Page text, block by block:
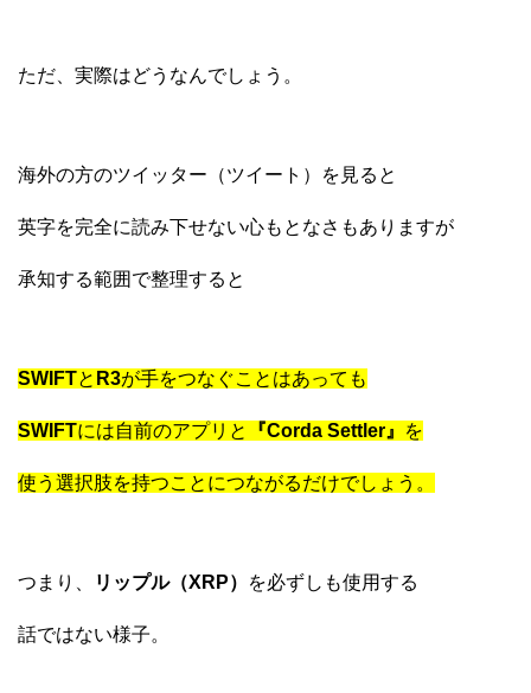
ただ、実際はどうなんでしょう。
海外の方のツイッター（ツイート）を見ると
英字を完全に読み下せない心もとなさもありますが
承知する範囲で整理すると
SWIFTと R3が手をつなぐことはあっても
SWIFTには自前のアプリと 『Corda Settler』 を
使う選択肢を持つことにつながるだけでしょう。
つまり、 リップル（XRP） を必ずしも使用する
話ではない様子。